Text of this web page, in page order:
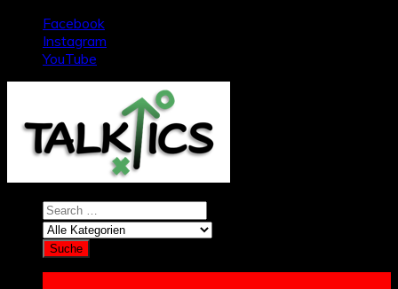
springen
Facebook
Instagram
YouTube